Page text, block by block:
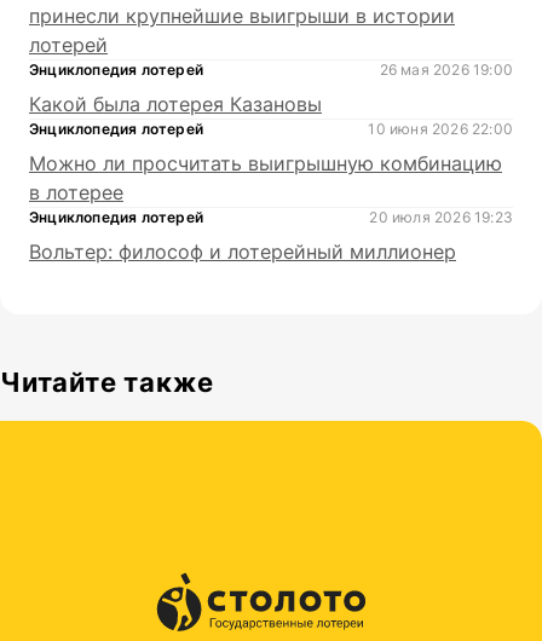
принесли крупнейшие выигрыши в истории
лотерей
Энциклопедия лотерей 26 мая 2026 19:00
Какой была лотерея Казановы
Энциклопедия лотерей 10 июня 2026 22:00
Можно ли просчитать выигрышную комбинацию
в лотерее
Энциклопедия лотерей 20 июля 2026 19:23
Вольтер: философ и лотерейный миллионер
Читайте также